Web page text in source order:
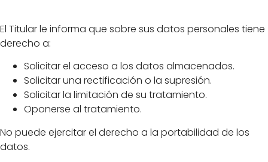
El Titular le informa que sobre sus datos personales tiene
derecho a:
Solicitar el acceso a los datos almacenados.
Solicitar una rectificación o la supresión.
Solicitar la limitación de su tratamiento.
Oponerse al tratamiento.
No puede ejercitar el derecho a la portabilidad de los
datos.